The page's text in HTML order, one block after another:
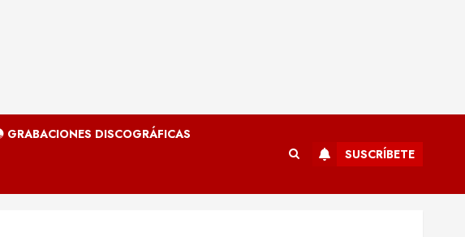
GRABACIONES DISCOGRÁFICAS
SUSCRÍBETE